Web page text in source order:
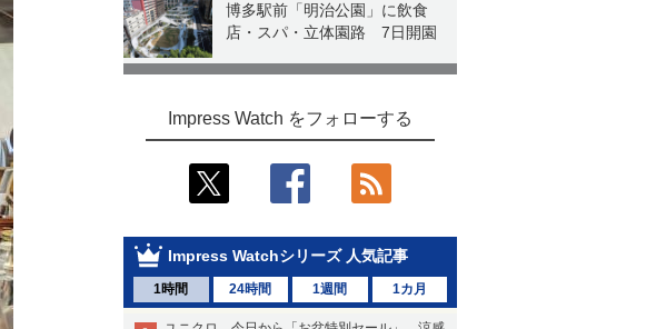
博多駅前「明治公園」に飲食
店・スパ・立体園路 7日開園
Impress Watch をフォローする
Impress Watchシリーズ 人気記事
1時間 24時間 1週間 1カ月